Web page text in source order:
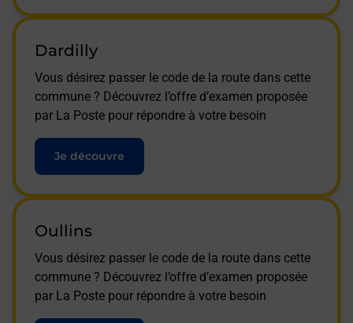
Dardilly
Vous désirez passer le code de la route dans cette
commune ? Découvrez l’offre d’examen proposée
par La Poste pour répondre à votre besoin
Je découvre
Oullins
Vous désirez passer le code de la route dans cette
commune ? Découvrez l’offre d’examen proposée
par La Poste pour répondre à votre besoin